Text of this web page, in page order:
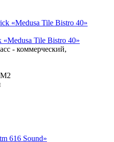
Tile Bistro 40»
- коммерческий,